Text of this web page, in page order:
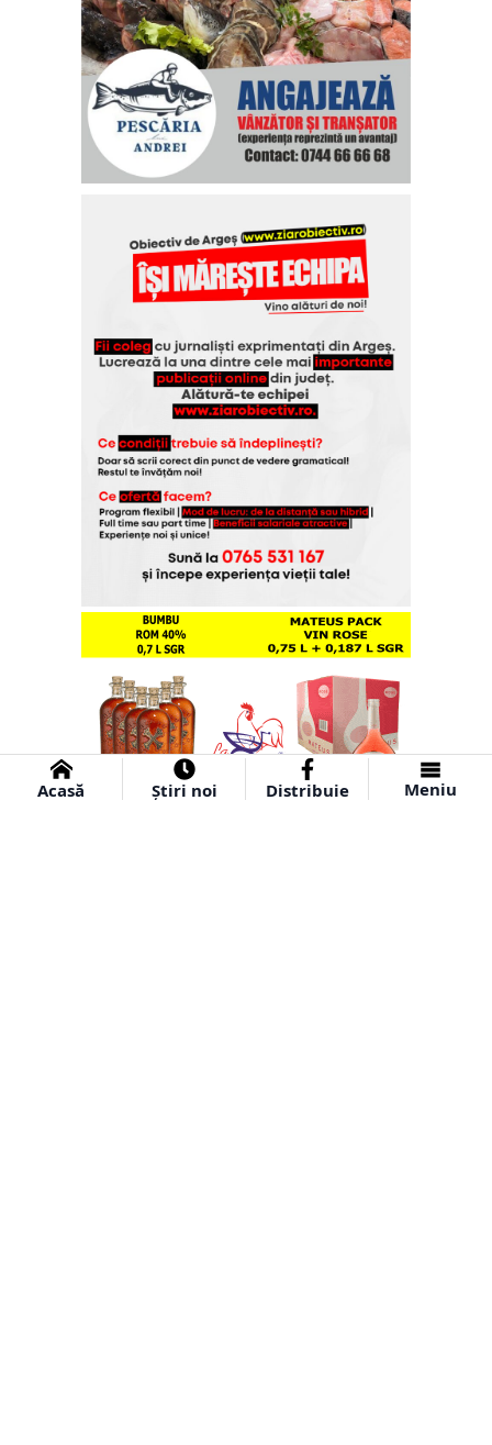
Acasă Știri noi Distribuie Meniu